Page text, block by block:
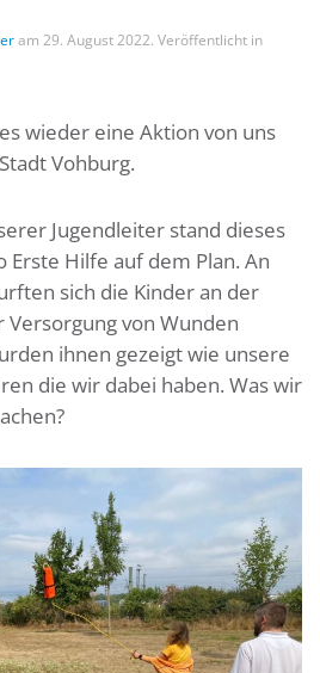
am 29. August 2022. Veröffentlicht in
wieder eine Aktion von uns
Vohburg.
Jugendleiter stand dieses
Erste Hilfe auf dem Plan. An
sich die Kinder an der
Versorgung von Wunden
ihnen gezeigt wie unsere
die wir dabei haben. Was wir